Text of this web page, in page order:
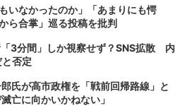
いなかったのか」「あまりにも愕
ら合掌」巡る投稿を批判
3分間」しか視察せず？SNS拡散 内
否定
氏が高市政権を「戦前回帰路線」と
亡に向かいかねない」